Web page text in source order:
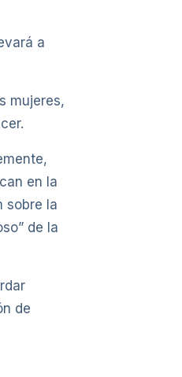
a
mujeres,
en la
sobre la
de la
de